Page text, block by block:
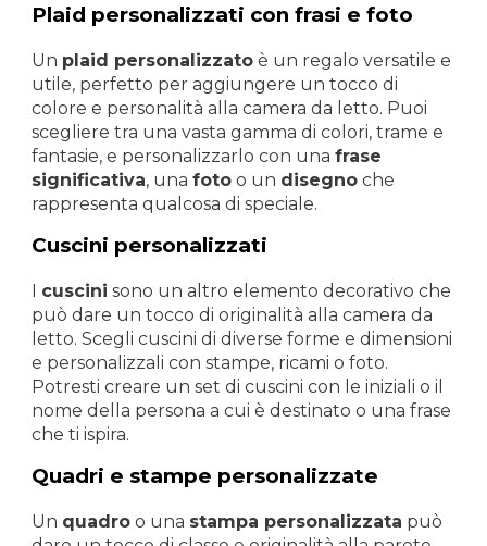
Plaid personalizzati con frasi e foto
Un plaid personalizzatoè un regalo versatile e
utile, perfetto per aggiungere un tocco di
colore e personalità alla camera da letto. Puoi
scegliere tra una vasta gamma di colori, trame e
fantasie, e personalizzarlo con una frase
significativa, una fotoo un disegnoche
rappresenta qualcosa di speciale.
Cuscini personalizzati
I cuscini sono un altro elemento decorativo che
può dare un tocco di originalità alla camera da
letto. Scegli cuscini di diverse forme e dimensioni
e personalizzali con stampe, ricami o foto.
Potresti creare un set di cuscini con le iniziali o il
nome della persona a cui è destinato o una frase
che ti ispira.
Quadri e stampe personalizzate
Un quadroo una stampa personalizzata può